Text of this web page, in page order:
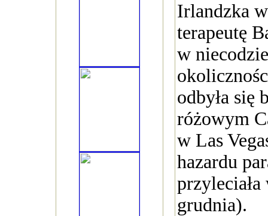
Irlandzka
terapeutę
w
odbyła się
różowym
w Las
hazardu
grudnia).